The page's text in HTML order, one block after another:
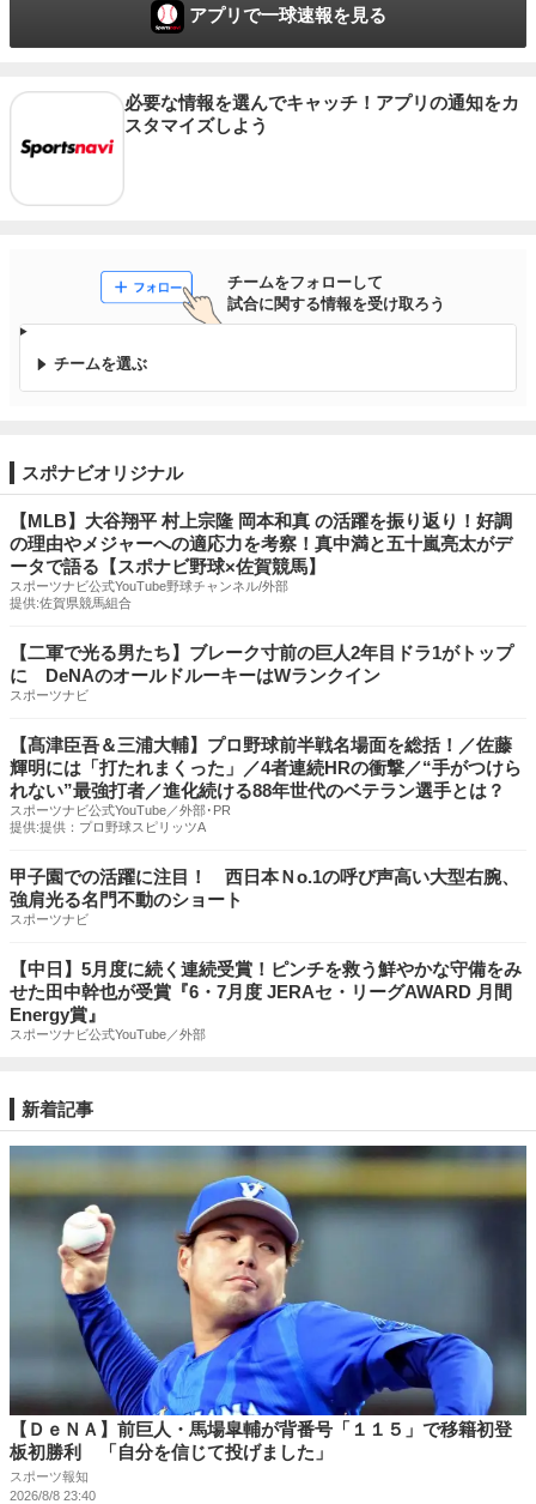
アプリで一球速報を見る
必要な情報を選んでキャッチ！アプリの通知をカ
スタマイズしよう
チームをフォローして
試合に関する情報を受け取ろう
チームを選ぶ
スポナビオリジナル
【MLB】大谷翔平 村上宗隆 岡本和真 の活躍を振り返り！好調
の理由やメジャーへの適応力を考察！真中満と五十嵐亮太がデ
ータで語る【スポナビ野球×佐賀競馬】
スポーツナビ公式YouTube野球チャンネル/外部
提供:佐賀県競馬組合
【二軍で光る男たち】ブレーク寸前の巨人2年目ドラ1がトップ
に DeNAのオールドルーキーはWランクイン
スポーツナビ
【髙津臣吾＆三浦大輔】プロ野球前半戦名場面を総括！／佐藤
輝明には「打たれまくった」／4者連続HRの衝撃／“手がつけら
れない”最強打者／進化続ける88年世代のベテラン選手とは？
スポーツナビ公式YouTube／外部･PR
提供:提供：プロ野球スピリッツA
甲子園での活躍に注目！ 西日本Ｎo.1の呼び声高い大型右腕、
強肩光る名門不動のショート
スポーツナビ
【中日】5月度に続く連続受賞！ピンチを救う鮮やかな守備をみ
せた田中幹也が受賞『6・7月度 JERAセ・リーグAWARD 月間
Energy賞』
スポーツナビ公式YouTube／外部
新着記事
【ＤｅＮＡ】前巨人・馬場皐輔が背番号「１１５」で移籍初登
板初勝利 「自分を信じて投げました」
スポーツ報知
2026/8/8 23:40